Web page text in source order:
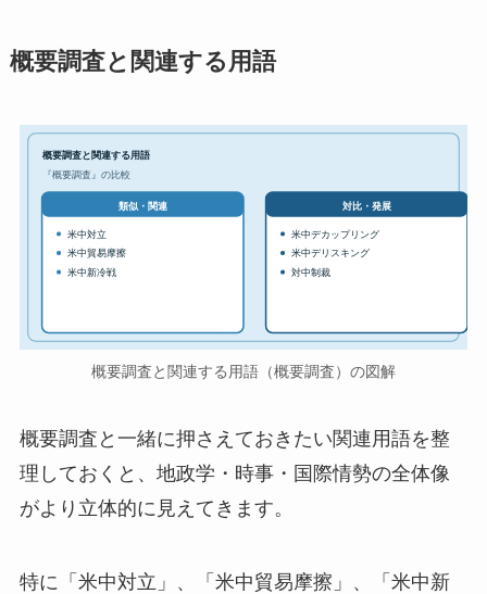
概要調査と関連する用語
概要調査と関連する用語
『概要調査』の比較
類似・関連
米中対立
米中貿易摩擦
米中新冷戦
対比・発展
米中デカップリング
米中デリスキング
対中制裁
概要調査と関連する用語（概要調査）の図解
概要調査と一緒に押さえておきたい関連用語を整
理しておくと、地政学・時事・国際情勢の全体像
がより立体的に見えてきます。
特に「米中対立」、「米中貿易摩擦」、「米中新